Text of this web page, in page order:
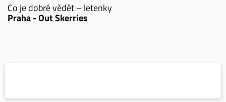
Co je dobré vědět – letenky
Praha - Out Skerries